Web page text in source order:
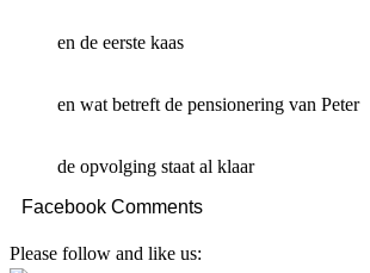
en de eerste kaas
en wat betreft de pensionering van Peter
de opvolging staat al klaar
Facebook Comments
Please follow and like us: